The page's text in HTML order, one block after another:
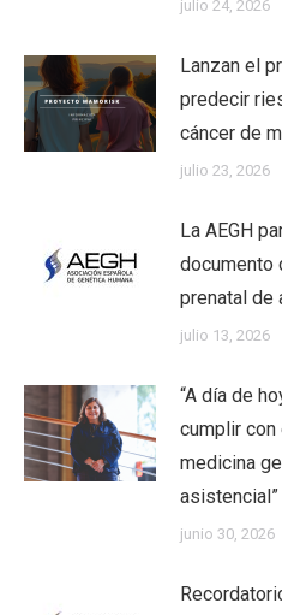
julio 24, 2026
Lanzan el
predecir
cáncer de
julio 23, 2026
La AEGH
documento
prenatal de
julio 13, 2026
“A día de
cumplir
medicina
asistencial”
junio 30, 2026